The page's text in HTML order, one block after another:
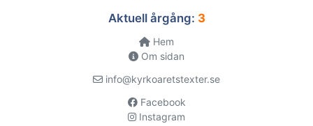
Aktuell årgång: 3
Hem
Om sidan
info@kyrkoaretstexter.se
Facebook
Instagram